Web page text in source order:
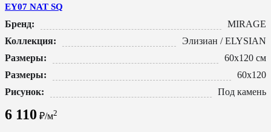
EY07 NAT SQ
Бренд:
MIRAGE
Коллекция:
Элизиан / ELYSIAN
Размеры:
60x120 см
Размеры:
60x120
Рисунок:
Под камень
6 110 ₽/м2